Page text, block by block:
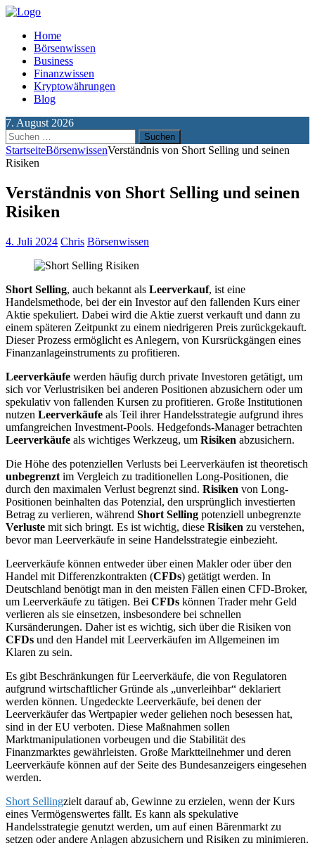
Home
Börsenwissen
Business
Finanzwissen
Kryptowährungen
Blog
7. August 2026
Suchen
nach:
StartseiteBörsenwissenVerständnis von Short Selling und seinen
Risiken
Verständnis von Short Selling und seinen
Risiken
4. Juli 2024 Chris Börsenwissen
Short Selling, auch bekannt als Leerverkauf, ist eine
Handelsmethode, bei der ein Investor auf den fallenden Kurs einer
Aktie spekuliert. Dabei wird die Aktie zuerst verkauft und dann zu
einem späteren Zeitpunkt zu einem niedrigeren Preis zurückgekauft.
Dieser Prozess ermöglicht es Anlegern, von Kursrückgängen eines
Finanzanlageinstruments zu profitieren.
Leerverkäufe werden häufig durch private Investoren getätigt, um
sich vor Verlustrisiken bei anderen Positionen abzusichern oder um
spekulativ von fallenden Kursen zu profitieren. Große Institutionen
nutzen Leerverkäufe als Teil ihrer Handelsstrategie aufgrund ihres
umfangreichen Investment-Pools. Hedgefonds-Manager betrachten
Leerverkäufe als wichtiges Werkzeug, um Risiken abzusichern.
Die Höhe des potenziellen Verlusts bei Leerverkäufen ist theoretisch
unbegrenzt im Vergleich zu traditionellen Long-Positionen, die
durch den maximalen Verlust begrenzt sind. Risiken von Long-
Positionen beinhalten das Potenzial, den ursprünglich investierten
Betrag zu verlieren, während Short Selling potenziell unbegrenzte
Verluste mit sich bringt. Es ist wichtig, diese Risiken zu verstehen,
bevor man Leerverkäufe in seine Handelsstrategie einbezieht.
Leerverkäufe können entweder über einen Makler oder über den
Handel mit Differenzkontrakten (CFDs) getätigt werden. In
Deutschland benötigt man in den meisten Fällen einen CFD-Broker,
um Leerverkäufe zu tätigen. Bei CFDs können Trader mehr Geld
verlieren als sie einsetzen, insbesondere bei schnellen
Kursänderungen. Daher ist es wichtig, sich über die Risiken von
CFDs und den Handel mit Leerverkäufen im Allgemeinen im
Klaren zu sein.
Es gibt Beschränkungen für Leerverkäufe, die von Regulatoren
aufgrund wirtschaftlicher Gründe als „unverleihbar“ deklariert
werden können. Ungedeckte Leerverkäufe, bei denen der
Leerverkäufer das Wertpapier weder geliehen noch besessen hat,
sind in der EU verboten. Diese Maßnahmen sollen
Marktmanipulationen vorbeugen und die Stabilität des
Finanzmarktes gewährleisten. Große Marktteilnehmer und deren
Leerverkäufe können auf der Seite des Bundesanzeigers eingesehen
werden.
Short Sellingzielt darauf ab, Gewinne zu erzielen, wenn der Kurs
eines Vermögenswertes fällt. Es kann als spekulative
Handelsstrategie genutzt werden, um auf einen Bärenmarkt zu
setzen oder andere Anlagen abzusichern und Risiken zu minimieren.